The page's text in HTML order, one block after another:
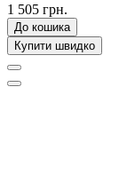
1 505 грн.
До кошика
Купити швидко